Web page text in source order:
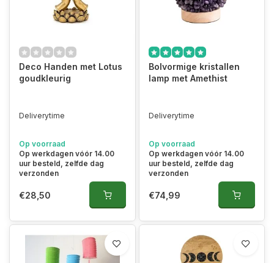
Deco Handen met Lotus
goudkleurig
Deliverytime
Op voorraad
Op werkdagen vóór 14.00
uur besteld, zelfde dag
verzonden
€28,50
Bolvormige kristallen
lamp met Amethist
Deliverytime
Op voorraad
Op werkdagen vóór 14.00
uur besteld, zelfde dag
verzonden
€74,99